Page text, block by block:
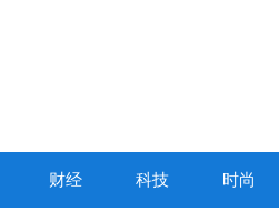
财经 科技 时尚